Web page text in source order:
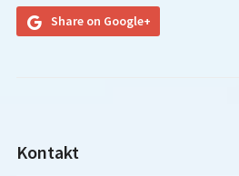
Share on Google+
Kontakt